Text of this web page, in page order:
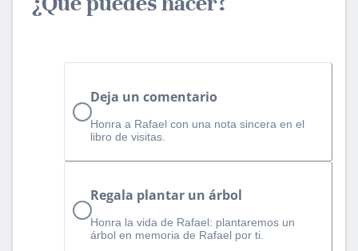
Deja un comentario
Honra a Rafael con una nota sincera en el
libro de visitas.
Regala plantar un árbol
Honra la vida de Rafael: plantaremos un
árbol en memoria de Rafael por ti.